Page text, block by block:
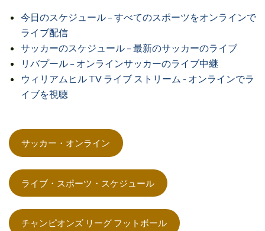
今日のスケジュール – すべてのスポーツをオンラインで
ライブ配信
サッカーのスケジュール – 最新のサッカーのライブ
リバプール – オンラインサッカーのライブ中継
ウィリアムヒル TV ライブ ストリーム - オンラインでラ
イブを視聴
サッカー・オンライン
ライブ・スポーツ・スケジュール
チャンピオンズ リーグ フットボール